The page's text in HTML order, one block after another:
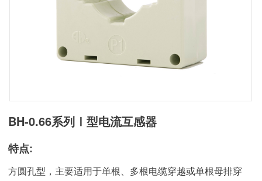
BH-0.66系列Ⅰ型电流互感器
特点:
方圆孔型，主要适用于单根、多根电缆穿越或单根母排穿